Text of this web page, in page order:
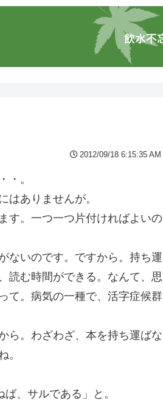
2012/09/18 6:15:35 AM
・。
はありませんが。
す。一つ一つ片付ければよいの
ないのです。ですから。持ち運
読む時間ができる。なんて、思
て。病気の一種で、活字症候群
ら。わざわざ、本を持ち運ばな
。
、サルである」と。